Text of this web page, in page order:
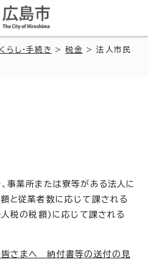
くらし・手続き >税金 > 法人市民
事業所または寮等がある法人に
と従業者数に応じて課される
人税の税額)に応じて課される
さまへ 納付書等の送付の見